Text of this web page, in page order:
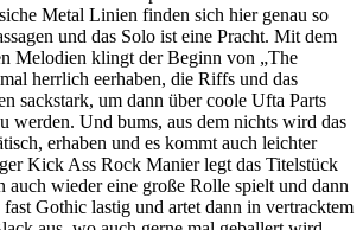
Metal Linien finden sich hier genau so
und das Solo ist eine Pracht. Mit dem
Melodien klingt der Beginn von „The
herrlich eerhaben, die Riffs und das
sackstark, um dann über coole Ufta Parts
werden. Und bums, aus dem nichts wird das
erhaben und es kommt auch leichter
Kick Ass Rock Manier legt das Titelstück
auch wieder eine große Rolle spielt und dann
Gothic lastig und artet dann in vertracktem